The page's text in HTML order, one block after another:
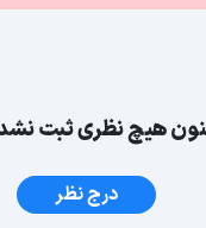
هیچ نظری ثبت
درج نظر